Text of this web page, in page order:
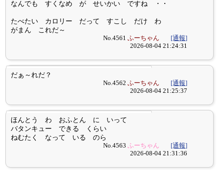
なんでも すくなめ が せいかい ですね ・・
たべたい カロリー だって すこし だけ わ
がまん これだ～
No.4561ふーちゃん
[通報]
2026-08-04 21:24:31
だぁ～れだ？
No.4562ふーちゃん
[通報]
2026-08-04 21:25:37
ほんとう わ おふとん に いって
バタンキュー できる くらい
ねむたく なって いる のら
No.4563ふーちゃん
[通報]
2026-08-04 21:31:36